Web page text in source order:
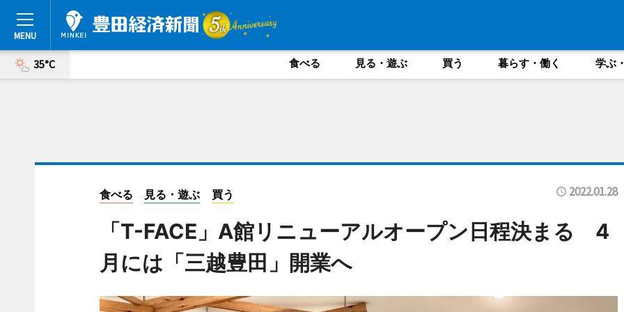
35°C 食べる 見る・遊ぶ 買う 暮らす・働く 学ぶ
食べる 見る・遊ぶ 買う 2022.01.28
「T-FACE」A館リニューアルオープン日程決まる 4
月には「三越豊田」開業へ